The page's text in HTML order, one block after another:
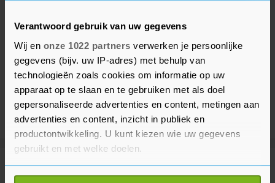
Verantwoord gebruik van uw gegevens
Wij en onze 1022 partners verwerken je persoonlijke
gegevens (bijv. uw IP-adres) met behulp van
technologieën zoals cookies om informatie op uw
apparaat op te slaan en te gebruiken met als doel
gepersonaliseerde advertenties en content, metingen aan
advertenties en content, inzicht in publiek en
productontwikkeling. U kunt kiezen wie uw gegevens
gebruikt en met welke doelen.
Als u het toestaat, willen we ook graag:
Meer uit Buitenland